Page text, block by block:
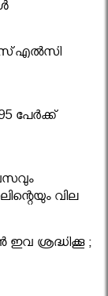
പേര്‍ക്ക്
വില
ഇവ ശ്രദ്ധിക്കൂ ;